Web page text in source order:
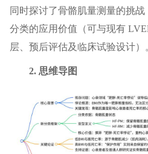
同时探讨了骨骼肌量测量的挑
分类的应用价值（可与现有
层、预后评估及临床试验设计）
2. 思维导图